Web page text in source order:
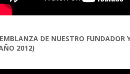
DE NUESTRO FUNDADOR
2012)